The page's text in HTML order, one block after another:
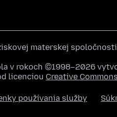
materskej spoločnosti
v rokoch ©1998–2026
licenciou Creative
používania služby